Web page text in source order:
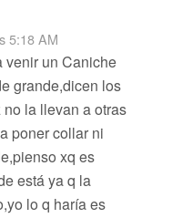
5:18 AM
venir un Caniche
grande,dicen los
la llevan a otras
poner collar ni
xq es
está ya q la
lo q haría es